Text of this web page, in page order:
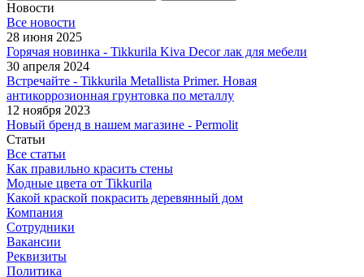
Новости
Все новости
28 июня 2025
Горячая новинка - Tikkurila Kiva Decor лак для мебели
30 апреля 2024
Встречайте - Tikkurila Metallista Primer. Новая
антикоррозионная грунтовка по металлу
12 ноября 2023
Новый бренд в нашем магазине - Permolit
Статьи
Все статьи
Как правильно красить стены
Модные цвета от Tikkurila
Какой краской покрасить деревянный дом
Компания
Сотрудники
Вакансии
Реквизиты
Политика